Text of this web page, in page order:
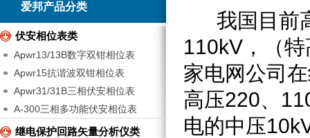
爱邦产品分类
伏安相位表类
Apwr13/13B数字双钳相位表
Apwr15抗谐波双钳相位表
Apwr31/31B三相伏安相位表
A-300三相多功能伏安相位表
继电保护回路矢量分析仪类
我国目前
110kV ，（
家电网公司
高压220、
电的中压